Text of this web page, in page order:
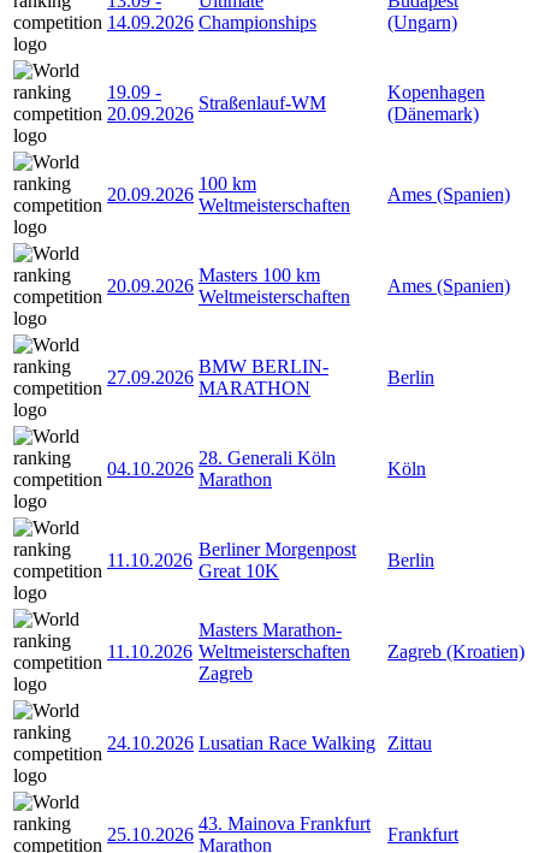
14.09.2026 Championships
(Ungarn)
19.09 -
20.09.2026
Straßenlauf-WM
Kopenhagen
(Dänemark)
20.09.2026
100 km
Weltmeisterschaften
Ames (Spanien)
20.09.2026
Masters 100 km
Weltmeisterschaften
Ames (Spanien)
27.09.2026
BMW BERLIN-
MARATHON
Berlin
04.10.2026
28. Generali Köln
Marathon
Köln
11.10.2026
Berliner Morgenpost
Great 10K
Berlin
11.10.2026
Masters Marathon-
Weltmeisterschaften
Zagreb
Zagreb (Kroatien)
24.10.2026 Lusatian Race Walking Zittau
25.10.2026
43. Mainova Frankfurt
Marathon
Frankfurt